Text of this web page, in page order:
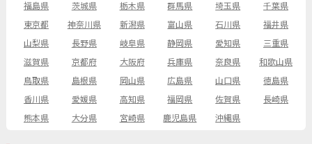
福島県
茨城県 栃木県 群馬県 埼玉県
千葉県
東京都
神奈川県 新潟県 富山県 石川県
福井県
山梨県
長野県 岐阜県 静岡県 愛知県
三重県
滋賀県
京都府 大阪府 兵庫県 奈良県
和歌山県
鳥取県
島根県 岡山県 広島県 山口県
徳島県
香川県
愛媛県 高知県 福岡県 佐賀県
長崎県
熊本県
大分県 宮崎県 鹿児島県 沖縄県